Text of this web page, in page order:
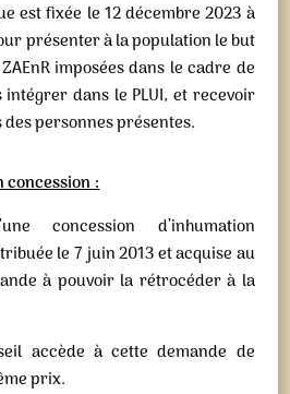
est fixée le 12 décembre 2023 à
présenter à la population le but
imposées dans le cadre de
intégrer dans le PLUI, et recevoir
personnes présentes.
concession :
concession d’inhumation
le 7 juin 2013 et acquise au
à pouvoir la rétrocéder à la
accède à cette demande de
prix.